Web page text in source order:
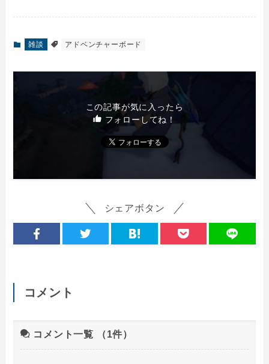
雑談 アドベンチャーボード
この記事が気に入ったら
フォローしてね！
シェアボタン
コメント
コメント一覧 （1件）